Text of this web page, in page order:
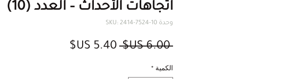
اتجاهات الأحداث – العدد (10)
وحدة SKU: 2414-7524-10
‏6.00 US$
سعر
الكمية *